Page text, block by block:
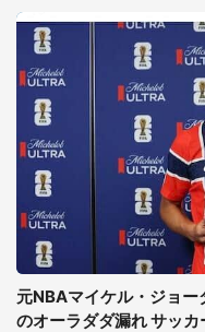
元NBAマイケル・ジョ
のオーラダダ漏れ サッ